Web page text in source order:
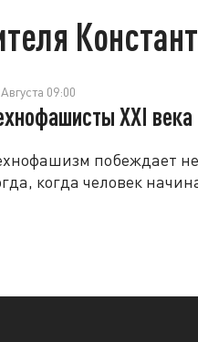
09:00
XXI века
побеждает
когда человек